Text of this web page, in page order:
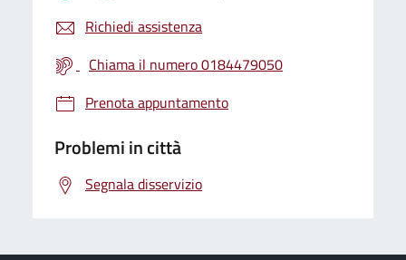
Richiedi assistenza
Chiama il numero 0184479050
Prenota appuntamento
Problemi in città
Segnala disservizio